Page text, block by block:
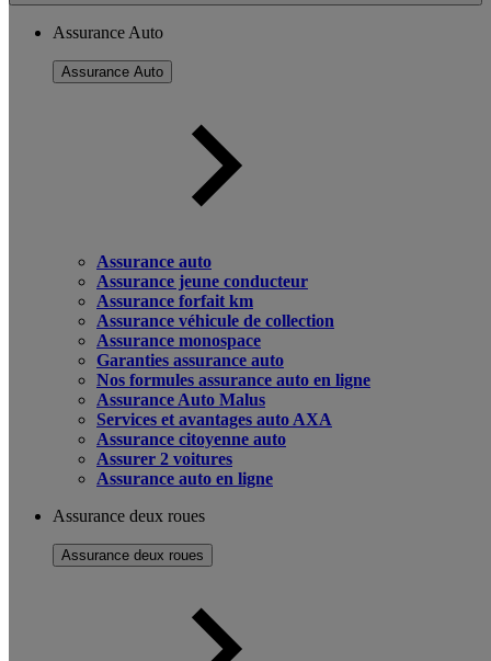
Assurance Auto
Assurance Auto
Assurance auto
Assurance jeune conducteur
Assurance forfait km
Assurance véhicule de collection
Assurance monospace
Garanties assurance auto
Nos formules assurance auto en ligne
Assurance Auto Malus
Services et avantages auto AXA
Assurance citoyenne auto
Assurer 2 voitures
Assurance auto en ligne
Assurance deux roues
Assurance deux roues